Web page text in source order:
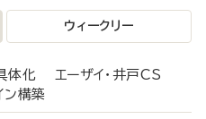
ウィークリー
体化 エーザイ・井戸CS
ン構築